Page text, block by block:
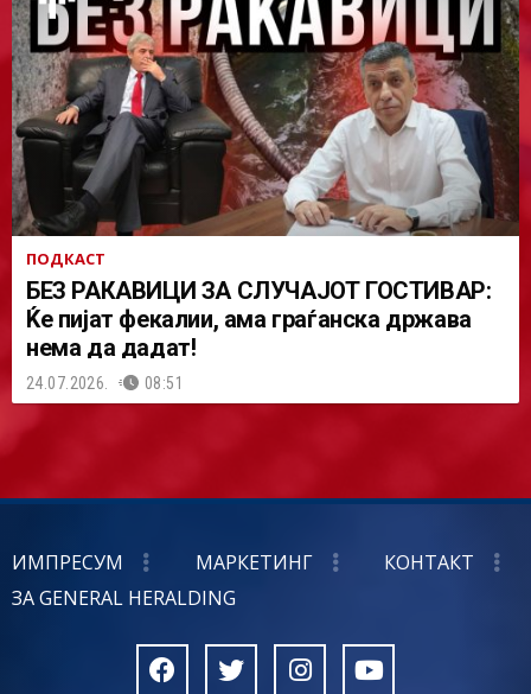
ПОДКАСТ
БЕЗ РАКАВИЦИ ЗА СЛУЧАЈОТ ГОСТИВАР:
Ќе пијат фекалии, ама граѓанска држава
нема да дадат!
24.07.2026. 08:51
ИМПРЕСУМ МАРКЕТИНГ
КОНТАКТ
ЗА GENERAL HERALDING